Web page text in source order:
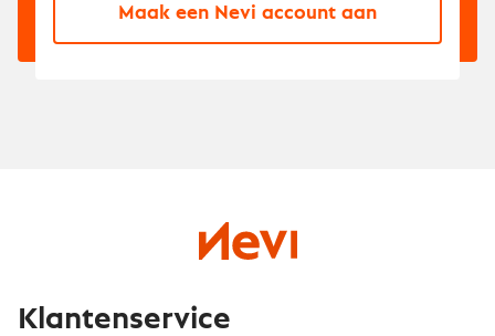
Maak een Nevi account aan
Klantenservice